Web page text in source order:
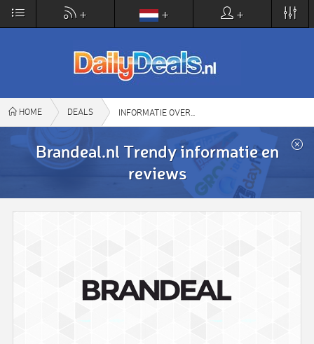
×
DailyDeals.nl
www.dailydeals.nl
VIEW
+ + +
HOME DEALS INFORMATIE OVER
Brandeal.nl Trendy informatie en
reviews